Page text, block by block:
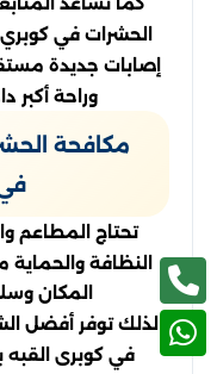
الحشرات في
إصابات جديدة
وراحة أكبر
مكافحة
تحتاج المطاعم
النظافة
المكان
لذلك توفر أفضل
في كوبرى القبه